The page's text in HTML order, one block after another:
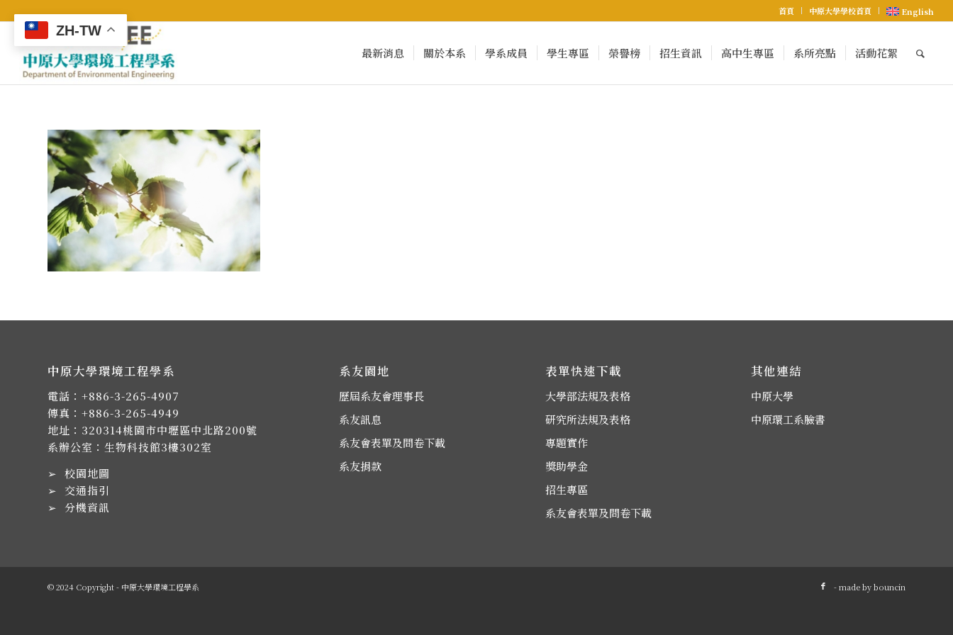
首頁 中原大學學校首頁 English
最新消息 關於本系 學系成員 學生專區 榮譽榜 招生資訊 高中生專區 系所亮點 活動花絮
中原大學環境工程學系
電話： +886-3-265-4907
傳真：+886-3-265-4949
地址： 320314桃園市中壢區中北路200號
系辦公室：生物科技館3樓302室
➢ 校園地圖
➢ 交通指引
➢ 分機資訊
系友園地
歷屆系友會理事長
系友訊息
系友會表單及問卷下載
系友捐款
表單快速下載
大學部法規及表格
研究所法規及表格
專題實作
獎助學金
招生專區
系友會表單及問卷下載
其他連結
中原大學
中原環工系臉書
© 2024 Copyright - 中原大學環境工程學系 - made bybouncin
ZH-TW